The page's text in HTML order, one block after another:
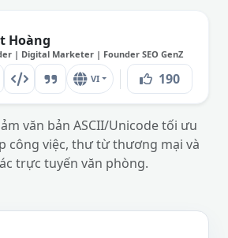
Hoàng
| Digital Marketer | Founder SEO GenZ
VI 190
văn bản ASCII/Unicode tối ưu
công việc, thư từ thương mại và
trực tuyến văn phòng.